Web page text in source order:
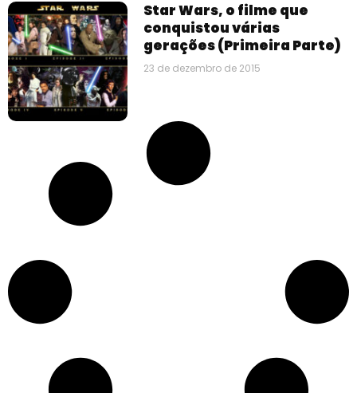
Star Wars, o filme que
conquistou várias
gerações (Primeira Parte)
23 de dezembro de 2015